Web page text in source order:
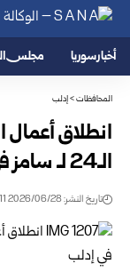
أخبار سوريا مجلس
المحافظات>إدلب
انطلاق أعمال
الـ24 لـ سامز في إدلب
تاريخ النشر: 2026/06/28 6:11 مساءً